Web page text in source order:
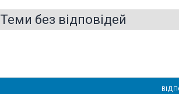
Теми без відповідей